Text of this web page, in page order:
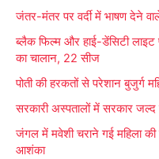
जंतर-मंतर पर वर्दी में भाषण देने
ब्लैक फिल्म और हाई-डेंसिटी लाइट
का चालान, 22 सीज
पोती की हरकतों से परेशान बुजुर्ग
सरकारी अस्पतालों में सरकार
जंगल में मवेशी चराने गई महिला की
आशंका